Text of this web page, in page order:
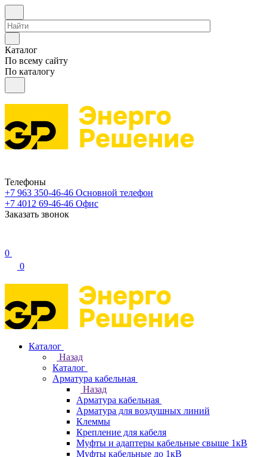
Каталог
По всему сайту
По каталогу
Телефоны
+7 963 350-46-46 Основной телефон
+7 4012 69-46-46 Офис
Заказать звонок
0
0
Каталог
Назад
Каталог
Арматура кабельная
Назад
Арматура кабельная
Арматура для воздушных линий
Клеммы
Крепление для кабеля
Муфты и адаптеры кабельные свыше 1кВ
Муфты кабельные до 1кВ